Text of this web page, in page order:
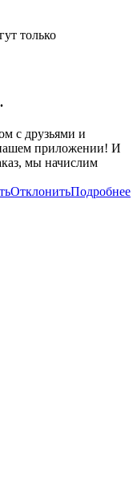
только
с друзьями и
нашем приложении! И
мы начислим
ОтклонитьПодробнее